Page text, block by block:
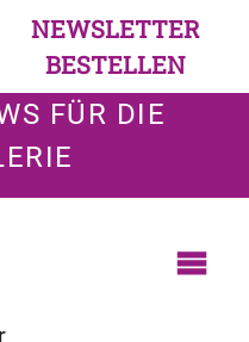
NEWSLETTER
BESTELLEN
FÜR DIE